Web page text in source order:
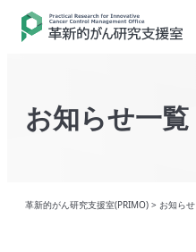
お知らせ一覧
革新的がん研究支援室(PRIMO) > お知らせ